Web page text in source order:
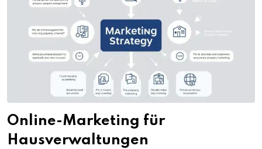
Online-Marketing für
Hausverwaltungen